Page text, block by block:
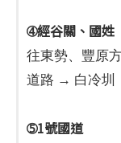
➃經谷關、國姓
往東勢、豐原
道路 → 白冷
➄1號國道